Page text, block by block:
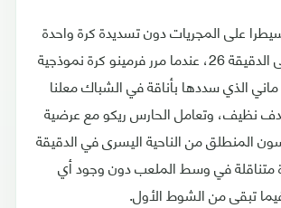
على المجريات دون تسديدة كرة واحدة
على المرمى، حتى الدقيقة 26، عندما مرر فرمينو كرة نموذجية
الذي سددها بأناقة في الشباك معلنا
نظيف، وتعامل الحارس ريكو مع عرضية
المنطلق من الناحية اليسرى في الدقيقة
متناقلة في وسط الملعب دون وجود أي
تبقى من الشوط الأول.